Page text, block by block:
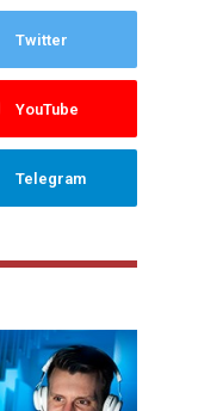
Twitter
YouTube
Telegram